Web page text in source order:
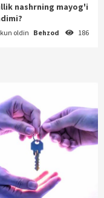
nashrning mayog'i
oldin Behzod 186